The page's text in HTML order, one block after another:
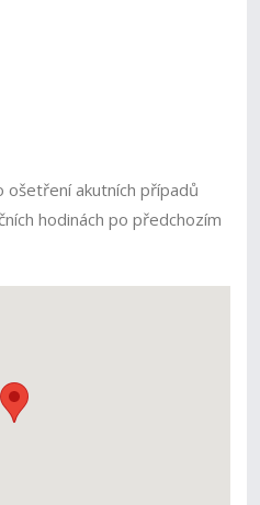
akutních případů
hodinách po předchozím